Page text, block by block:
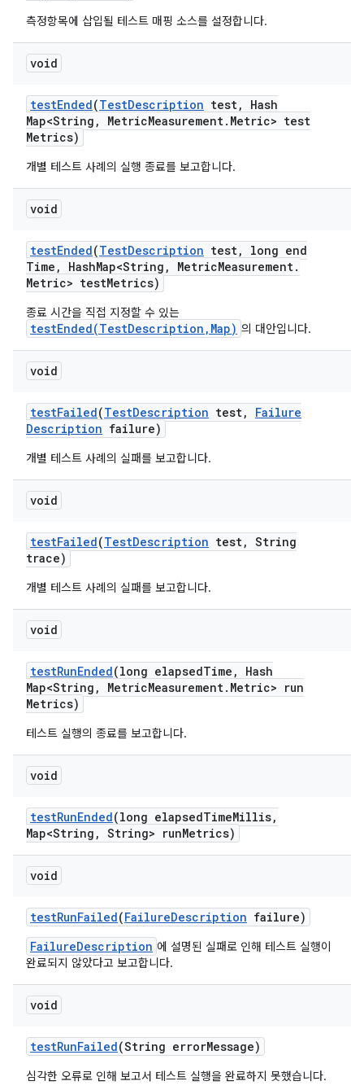
측정항목에 삽입될 테스트 매핑 소스를 설정합니다.
void
testEnded(TestDescription test,
Hash
Map<String , MetricMeasurement. Metric> test
Metrics)
개별 테스트 사례의 실행 종료를 보고합니다.
void
testEnded(TestDescription test,
long end
Time , HashMap<String , MetricMeasurement.
Metric> testMetrics)
종료 시간을 직접 지정할 수 있는
testEnded(TestDescription,Map) 의 대안입니다.
void
testFailed(TestDescription test,
Failure
Description failure)
개별 테스트 사례의 실패를 보고합니다.
void
testFailed(TestDescription test, String
trace)
개별 테스트 사례의 실패를 보고합니다.
void
testRunEnded(long elapsedTime ,
Hash
Map<String , MetricMeasurement. Metric> run
Metrics)
테스트 실행의 종료를 보고합니다.
void
testRunEnded(long elapsedTimeMillis,
Map<String , String> runMetrics)
void
testRunFailed(FailureDescription failure)
FailureDescription 에 설명된 실패로 인해 테스트 실행이
완료되지 않았다고 보고합니다.
void
testRunFailed(String errorMessage)
심각한 오류로 인해 보고서 테스트 실행을 완료하지 못했습니다.